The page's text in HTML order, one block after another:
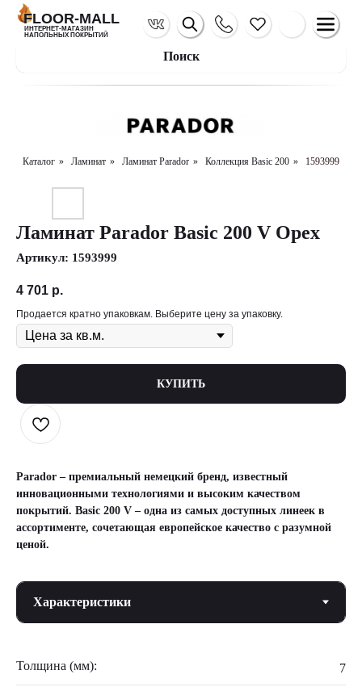
Поиск
FLOOR-MALL
ИНТЕРНЕТ-МАГАЗИН
НАПОЛЬНЫХ ПОКРЫТИЙ
Каталог » Ламинат » Ламинат Parador » Коллекция Basic 200 » 1593999
Ламинат Parador Basic 200 V Орех
Артикул: 1593999
4 701 р.
Продается кратно упаковкам. Выберите цену за упаковку.
КУПИТЬ
Parador – премиальный немецкий бренд, известный
инновационными технологиями и высоким качеством
покрытий. Basic 200 V – одна из самых доступных линеек в
ассортименте, сочетающая европейское качество с разумной
ценой.
Толщина (мм): 7